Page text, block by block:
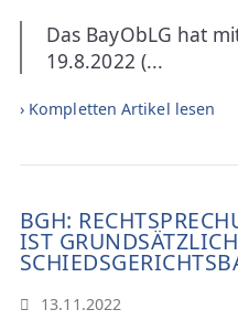
Das BayObLG hat
19.8.2022 (...
› Kompletten Artikel lesen
BGH:
IST
13.11.2022